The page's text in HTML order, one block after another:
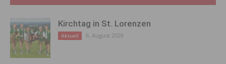
Kirchtag in St. Lorenzen
Aktuell 6. August 2026